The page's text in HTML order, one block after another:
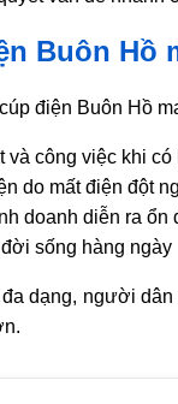
Buôn Hồ
điện Buôn Hồ
và công việc khi có
do mất điện đột
doanh diễn ra ổn
sống hàng ngày
dạng, người